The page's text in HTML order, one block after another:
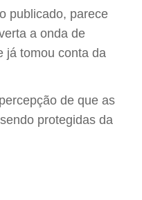
publicado, parece
a onda de
já tomou conta da
de que as
protegidas da